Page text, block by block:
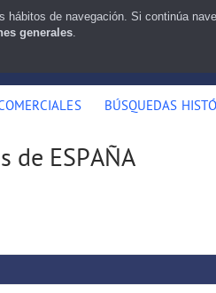
BÚSQUEDAS
ESPAÑA
de navegación. Si continúa
generales.